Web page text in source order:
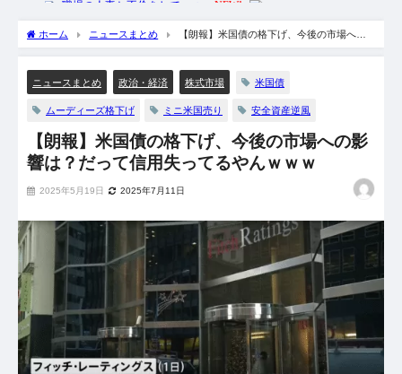
ホーム ニュースまとめ
【朗報】米国債の格下げ、今後の市場への
ニュースまとめ 政治・経済 株式市場 米国債
ムーディーズ格下げ ミニ米国売り 安全資産逆風
【朗報】米国債の格下げ、今後の市場への影
響は？だって信用失ってるやんｗｗｗ
2025年5月19日 2025年7月11日